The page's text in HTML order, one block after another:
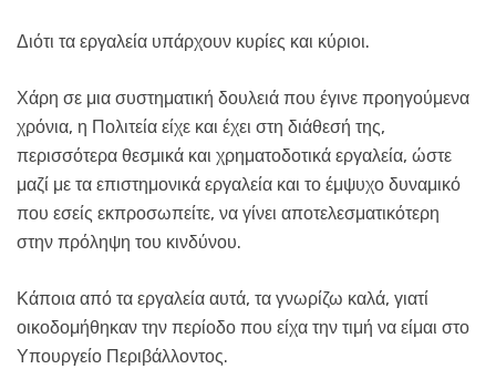
Διότι τα εργαλεία υπάρχουν κυρίες και κύριοι.
Χάρη σε μια συστηματική δουλειά που έγινε προηγούμενα
χρόνια, η Πολιτεία είχε και έχει στη διάθεσή της,
περισσότερα θεσμικά και χρηματοδοτικά εργαλεία, ώστε
μαζί με τα επιστημονικά εργαλεία και το έμψυχο δυναμικό
που εσείς εκπροσωπείτε, να γίνει αποτελεσματικότερη
στην πρόληψη του κινδύνου.
Κάποια από τα εργαλεία αυτά, τα γνωρίζω καλά, γιατί
οικοδομήθηκαν την περίοδο που είχα την τιμή να είμαι στο
Υπουργείο Περιβάλλοντος.